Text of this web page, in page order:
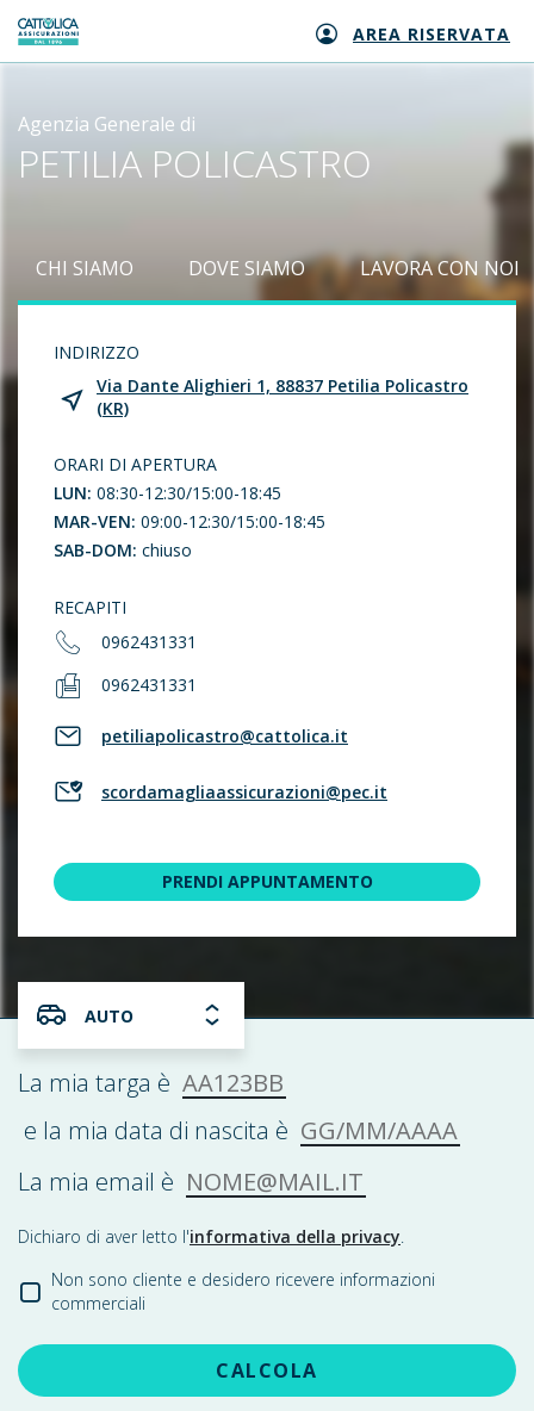
Generali logo AREA RISERVATA
Agenzia Generale di
PETILIA POLICASTRO
CHI SIAMO DOVE SIAMO LAVORA CON NOI
INDIRIZZO
Via Dante Alighieri 1, 88837 Petilia Policastro
(KR)
ORARI DI APERTURA
LUN: 08:30-12:30/15:00-18:45
MAR-VEN: 09:00-12:30/15:00-18:45
SAB-DOM: chiuso
RECAPITI
0962431331
0962431331
petiliapolicastro@cattolica.it
scordamagliaassicurazioni@pec.it
PRENDI APPUNTAMENTO
AUTO
La mia targa è AA123BB
e la mia data di nascita è GG/MM/AAAA
La mia email è NOME@MAIL.IT
Dichiaro di aver letto l'informativa della privacy.
Non sono cliente e desidero ricevere informazioni
commerciali
CALCOLA